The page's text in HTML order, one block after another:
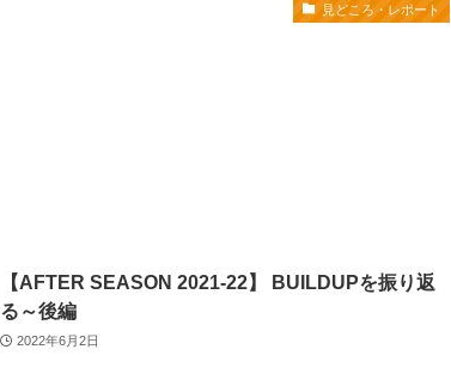
見どころ・レポート
【AFTER SEASON 2021-22】 BUILDUPを振り返
る～後編
2022年6月2日